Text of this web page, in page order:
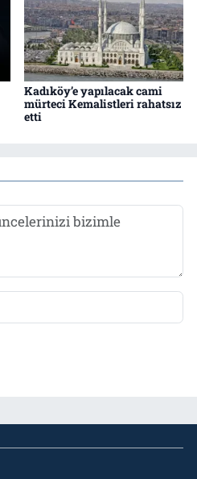
Kadıköy’e yapılacak cami
mürteci Kemalistleri rahatsız
etti